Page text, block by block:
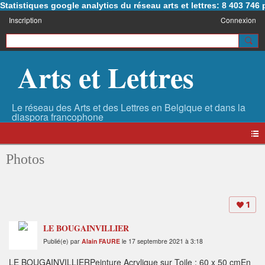
Statistiques google analytics du réseau arts et lettres: 8 403 746
Inscription Connexion
Arts et Lettres
Photos
1
LE BOUGAINVILLIER
Publié(e) par Alain FAURE le 17 septembre 2021 à 3:18
LE BOUGAINVILLIERPeinture Acrylique sur Toile : 60 x 50 cmEn